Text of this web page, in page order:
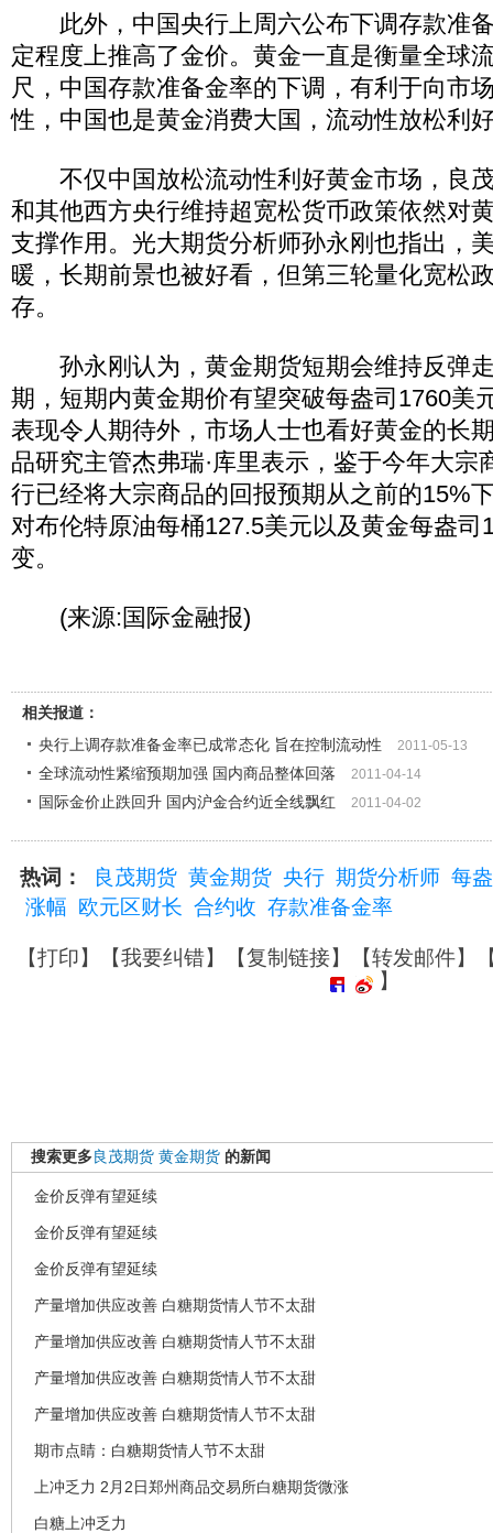
此外，中国央行上周六公布下调存款准
定程度上推高了金价。黄金一直是衡量全球
尺，中国存款准备金率的下调，有利于向市
性，中国也是黄金消费大国，流动性放松利
不仅中国放松流动性利好黄金市场，良
和其他西方央行维持超宽松货币政策依然对
支撑作用。光大期货分析师孙永刚也指出，
暖，长期前景也被好看，但第三轮量化宽松
存。
孙永刚认为，黄金期货短期会维持反弹
期，短期内黄金期价有望突破每盎司1760美
表现令人期待外，市场人士也看好黄金的长
品研究主管杰弗瑞·库里表示，鉴于今年大宗
行已经将大宗商品的回报预期从之前的15%
对布伦特原油每桶127.5美元以及黄金每盎司
变。
(来源:国际金融报)
相关报道：
央行上调存款准备金率已成常态化 旨在控制流动性
2011-05-13
全球流动性紧缩预期加强 国内商品整体回落 2011-04-14
国际金价止跌回升 国内沪金合约近全线飘红 2011-04-02
热词： 良茂期货 黄金期货 央行 期货分析师 每
涨幅 欧元区财长 合约收 存款准备金率
【打印】【我要纠错】【复制链接】【转发邮件】
】
搜索更多良茂期货 黄金期货 的新闻
金价反弹有望延续
金价反弹有望延续
金价反弹有望延续
产量增加供应改善 白糖期货情人节不太甜
产量增加供应改善 白糖期货情人节不太甜
产量增加供应改善 白糖期货情人节不太甜
产量增加供应改善 白糖期货情人节不太甜
期市点睛：白糖期货情人节不太甜
上冲乏力 2月2日郑州商品交易所白糖期货微涨
白糖上冲乏力